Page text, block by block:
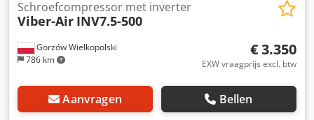
Gorzów Wielkopolski
786 km
Schroefcompressor met inverter
Viber-Air INV7.5-500
€ 3.350
EXW vraagprijs excl. btw
Aanvragen Bellen